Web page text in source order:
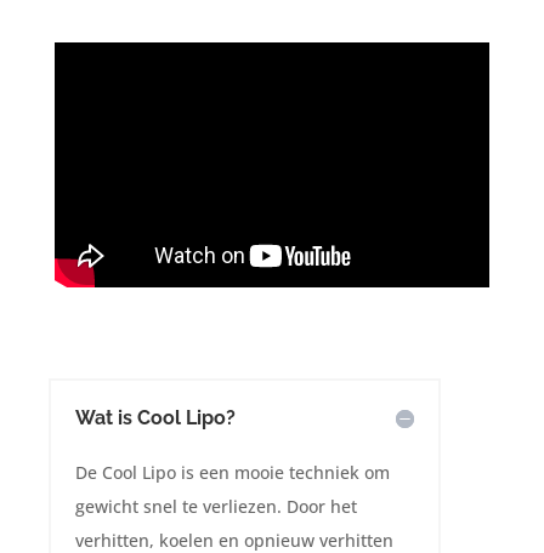
Wat is Cool Lipo?
De Cool Lipo is een mooie techniek om
gewicht snel te verliezen. Door het
verhitten, koelen en opnieuw verhitten